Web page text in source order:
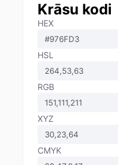
Krāsu kodi
HEX
HSL
RGB
XYZ
CMYK